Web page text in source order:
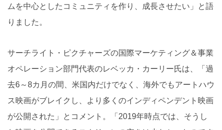
ムを中心としたコミュニティを作り、成長させたい」と語
りました。
サーチライト・ピクチャーズの国際マーケティング＆事業
オペレーション部門代表のレベッカ・カーリー氏は、「過
去6～8カ月の間、米国内だけでなく、海外でもアートハウ
ス映画がブレイクし、より多くのインディペンデント映画
が公開された」とコメント。「2019年時点では、そうし